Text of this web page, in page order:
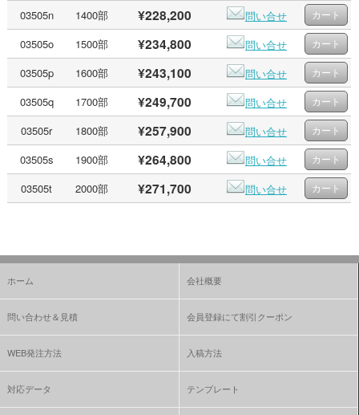
03505n
1400部 ¥228,200
問い合せ
03505o
1500部 ¥234,800
問い合せ
03505p
1600部 ¥243,100
問い合せ
03505q
1700部 ¥249,700
問い合せ
03505r
1800部 ¥257,900
問い合せ
03505s
1900部 ¥264,800
問い合せ
03505t
2000部 ¥271,700 問い合せ
ホーム 会社概要
問い合わせ＆見積 会員登録にて割引クーポン
WEB発注方法 入稿方法
対応データ テンプレート